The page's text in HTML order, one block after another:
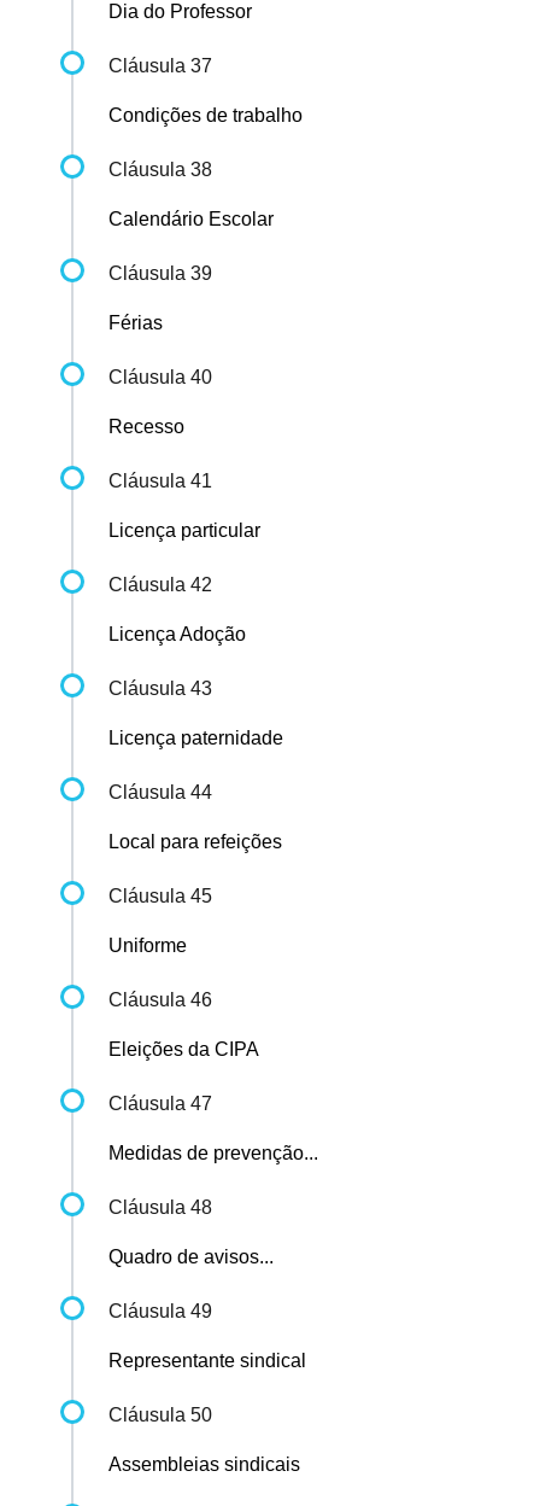
Dia do Professor
Cláusula 37
Condições de trabalho
Cláusula 38
Calendário Escolar
Cláusula 39
Férias
Cláusula 40
Recesso
Cláusula 41
Licença particular
Cláusula 42
Licença Adoção
Cláusula 43
Licença paternidade
Cláusula 44
Local para refeições
Cláusula 45
Uniforme
Cláusula 46
Eleições da CIPA
Cláusula 47
Medidas de prevenção...
Cláusula 48
Quadro de avisos...
Cláusula 49
Representante sindical
Cláusula 50
Assembleias sindicais